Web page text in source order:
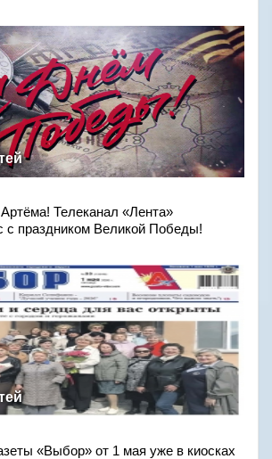
Телеканал «Лента»
с праздником Великой Победы!
«Выбор» от 1 мая уже в киосках